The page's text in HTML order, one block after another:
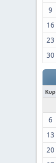
9
16
23
30
Κυρ
6
13
20